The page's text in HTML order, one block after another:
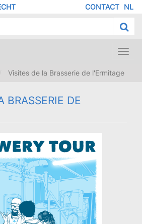
NL
DE
CONTACT
Visites de la Brasserie de l'Ermitage
BRASSERIE DE